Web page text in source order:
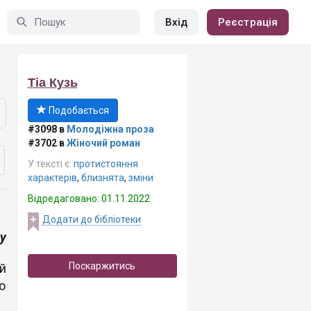
Вхід Реєстрація
Тіа Кузь
Подобається
#3098 в Молодіжна проза
#3702 вЖіночий роман
У тексті є: протистояння
характерів, близнята, зміни
Відредаговано: 01.11.2022
Додати до бібліотеки
Поскаржитись